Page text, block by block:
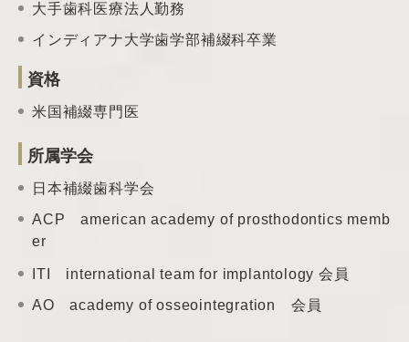
大手歯科医療法人勤務
インディアナ大学歯学部補綴科卒業
資格
米国補綴専門医
所属学会
日本補綴歯科学会
ACP american academy of prosthodontics memb
er
ITI international teamfor implantology 会員
AO academy ofosseointegration 会員